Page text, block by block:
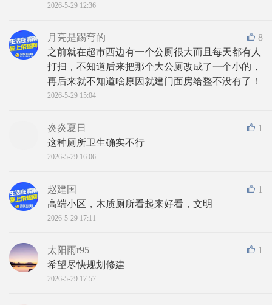
2026-5-29 12:36
8
月亮是踢弯的
之前就在超市西边有一个公厕很大而且每天都有人
打扫，不知道后来把那个大公厕改成了一个小的，
再后来就不知道啥原因就建门面房给整不没有了！
2026-5-29 15:04
1
炎炎夏日
这种厕所卫生确实不行
2026-5-29 16:06
1
赵建国
高端小区，木质厕所看起来好看，文明
2026-5-29 17:11
1
太阳雨r95
希望尽快规划修建
2026-5-29 17:57